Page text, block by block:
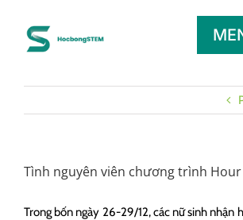
content
Tình nguyên viên chương trình
Trong bốn ngày 26-29/12, các nữ sinh nhận